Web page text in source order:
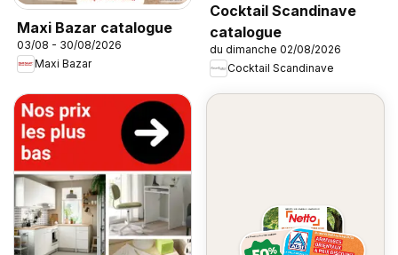
Maxi Bazar catalogue
03/08 - 30/08/2026
Maxi Bazar
Cocktail Scandinave
catalogue
du dimanche 02/08/2026
Cocktail Scandinave